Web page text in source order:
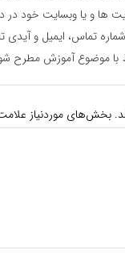
ها و یا وبسایت خود در
تماس، ایمیل و آیدی
با موضوع آموزش مطرح
بخش‌های موردنیاز